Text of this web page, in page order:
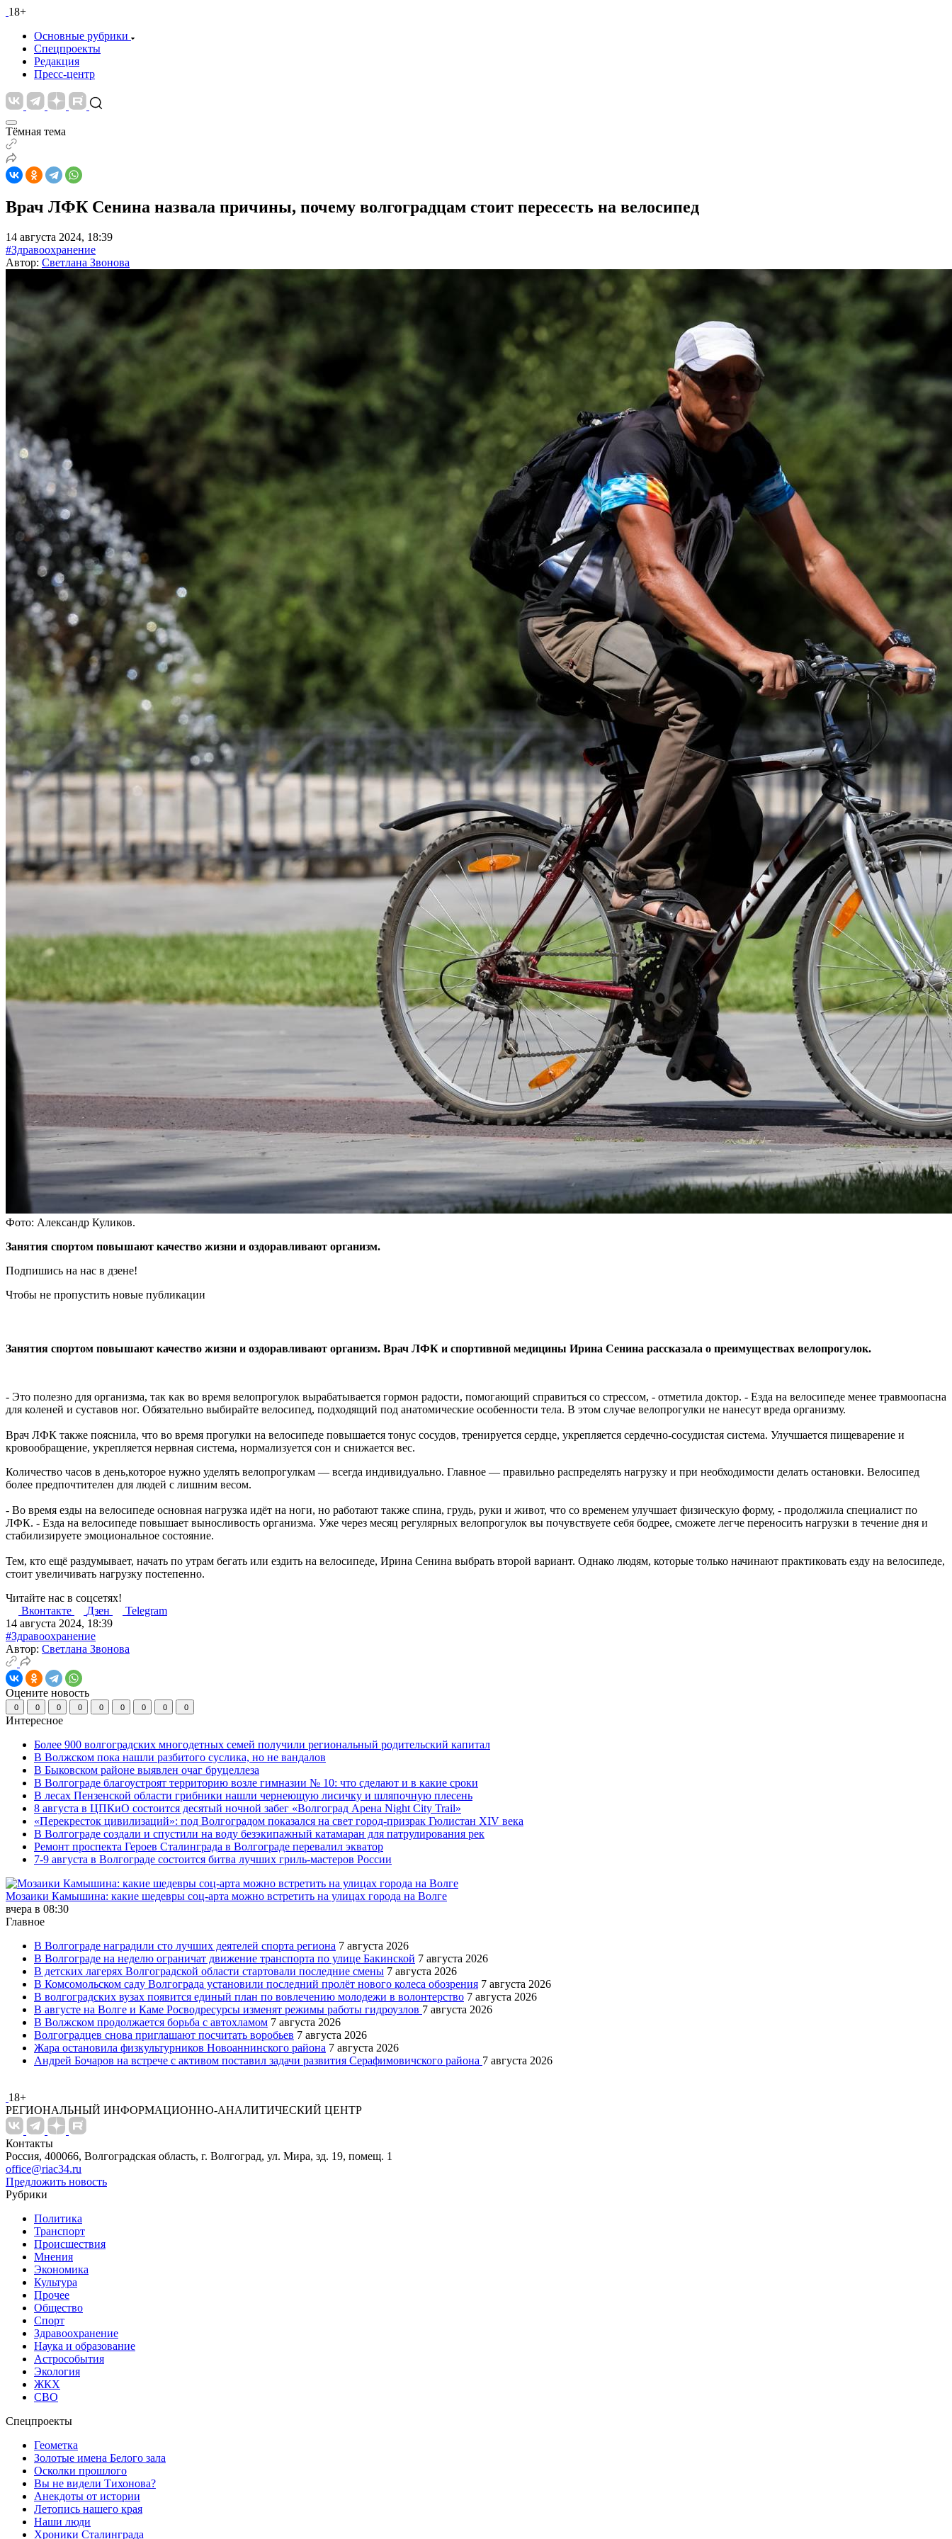
18+
Основные рубрики
Спецпроекты
Редакция
Пресс-центр
Тёмная тема
Врач ЛФК Сенина назвала причины, почему волгоградцам стоит пересесть на велосипед
14 августа 2024, 18:39
#Здравоохранение
Автор: Светлана Звонова
Фото: Александр Куликов.
Занятия спортом повышают качество жизни и оздоравливают организм.
Подпишись на нас в дзене!
Чтобы не пропустить новые публикации
Занятия спортом повышают качество жизни и оздоравливают организм. Врач ЛФК и спортивной медицины Ирина Сенина рассказала о преимуществах велопрогулок.
- Это полезно для организма, так как во время велопрогулок вырабатывается гормон радости, помогающий справиться со стрессом, - отметила доктор. - Езда на велосипеде менее травмоопасна
для коленей и суставов ног. Обязательно выбирайте велосипед, подходящий под анатомические особенности тела. В этом случае велопрогулки не нанесут вреда организму.
Врач ЛФК также пояснила, что во время прогулки на велосипеде повышается тонус сосудов, тренируется сердце, укрепляется сердечно-сосудистая система. Улучшается пищеварение и
кровообращение, укрепляется нервная система, нормализуется сон и снижается вес.
Количество часов в день,которое нужно уделять велопрогулкам — всегда индивидуально. Главное — правильно распределять нагрузку и при необходимости делать остановки. Велосипед
более предпочтителен для людей с лишним весом.
- Во время езды на велосипеде основная нагрузка идёт на ноги, но работают также спина, грудь, руки и живот, что со временем улучшает физическую форму, - продолжила специалист по
ЛФК. - Езда на велосипеде повышает выносливость организма. Уже через месяц регулярных велопрогулок вы почувствуете себя бодрее, сможете легче переносить нагрузки в течение дня и
стабилизируете эмоциональное состояние.
Тем, кто ещё раздумывает, начать по утрам бегать или ездить на велосипеде, Ирина Сенина выбрать второй вариант. Однако людям, которые только начинают практиковать езду на велосипеде,
стоит увеличивать нагрузку постепенно.
Читайте нас в соцсетях!
Вконтакте
Дзен
Telegram
14 августа 2024, 18:39
#Здравоохранение
Автор: Светлана Звонова
Оцените новость
0 0 0 0 0 0 0 0 0
Интересное
Более 900 волгоградских многодетных семей получили региональный родительский капитал
В Волжском пока нашли разбитого суслика, но не вандалов
В Быковском районе выявлен очаг бруцеллеза
В Волгограде благоустроят территорию возле гимназии № 10: что сделают и в какие сроки
В лесах Пензенской области грибники нашли чернеющую лисичку и шляпочную плесень
8 августа в ЦПКиО состоится десятый ночной забег «Волгоград Арена Night City Trail»
«Перекресток цивилизаций»: под Волгоградом показался на свет город-призрак Гюлистан XIV века
В Волгограде создали и спустили на воду безэкипажный катамаран для патрулирования рек
Ремонт проспекта Героев Сталинграда в Волгограде перевалил экватор
7-9 августа в Волгограде состоится битва лучших гриль-мастеров России
Мозаики Камышина: какие шедевры соц-арта можно встретить на улицах города на Волге
вчера в 08:30
Главное
В Волгограде наградили сто лучших деятелей спорта региона 7 августа 2026
В Волгограде на неделю ограничат движение транспорта по улице Бакинской 7 августа 2026
В детских лагерях Волгоградской области стартовали последние смены 7 августа 2026
В Комсомольском саду Волгограда установили последний пролёт нового колеса обозрения 7 августа 2026
В волгоградских вузах появится единый план по вовлечению молодежи в волонтерство 7 августа 2026
В августе на Волге и Каме Росводресурсы изменят режимы работы гидроузлов 7 августа 2026
В Волжском продолжается борьба с автохламом 7 августа 2026
Волгоградцев снова приглашают посчитать воробьев 7 августа 2026
Жара остановила физкультурников Новоаннинского района 7 августа 2026
Андрей Бочаров на встрече с активом поставил задачи развития Серафимовичского района 7 августа 2026
18+
РЕГИОНАЛЬНЫЙ ИНФОРМАЦИОННО-АНАЛИТИЧЕСКИЙ ЦЕНТР
Контакты
Россия, 400066, Волгоградская область, г. Волгоград, ул. Мира, зд. 19, помещ. 1
office@riac34.ru
Предложить новость
Рубрики
Политика
Транспорт
Происшествия
Мнения
Экономика
Культура
Прочее
Общество
Спорт
Здравоохранение
Наука и образование
Астрособытия
Экология
ЖКХ
СВО
Спецпроекты
Геометка
Золотые имена Белого зала
Осколки прошлого
Вы не видели Тихонова?
Анекдоты от истории
Летопись нашего края
Наши люди
Хроники Сталинграда